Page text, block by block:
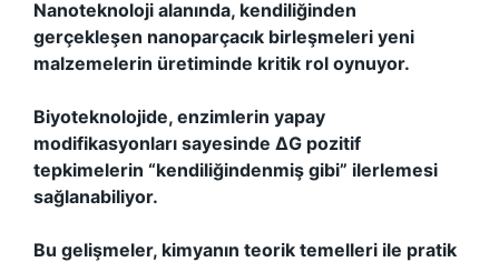
Nanoteknoloji alanında, kendiliğinden
gerçekleşen nanoparçacık birleşmeleri yeni
malzemelerin üretiminde kritik rol oynuyor.
Biyoteknolojide, enzimlerin yapay
modifikasyonları sayesinde ΔG pozitif
tepkimelerin “kendiliğindenmiş gibi” ilerlemesi
sağlanabiliyor.
Bu gelişmeler, kimyanın teorik temelleri ile pratik